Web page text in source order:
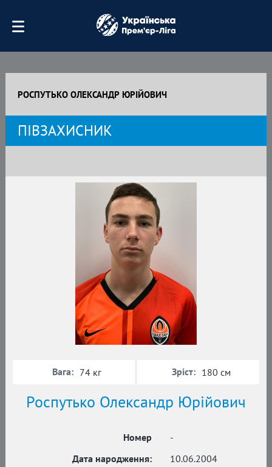
РОСПУТЬКО ОЛЕКСАНДР ЮРІЙОВИЧ
ПІВЗАХИСНИК
Роспутько Олександр Юрійович
Номер
-
Дата народження:
10.06.2004
Вага: 74 кг Зріст: 180 см